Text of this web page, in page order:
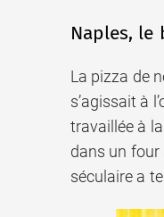
Naples, le
La pizza de
s’agissait à
travaillée à
dans un four
séculaire a